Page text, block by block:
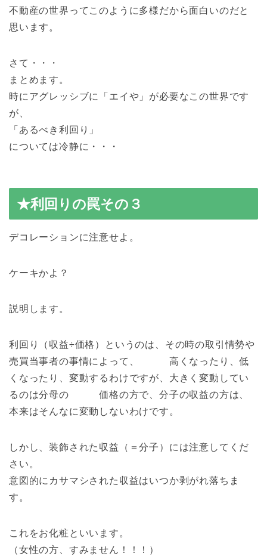
不動産の世界ってこのように多様だから面白いのだと
思います。
さて・・・
まとめます。
時にアグレッシブに「エイや」が必要なこの世界です
が、
「あるべき利回り」
については冷静に・・・
★利回りの罠その３
デコレーションに注意せよ。
ケーキかよ？
説明します。
利回り（収益÷価格）というのは、その時の取引情勢や
売買当事者の事情によって、 高くなったり、低
くなったり、変動するわけですが、大きく変動してい
るのは分母の 価格の方で、分子の収益の方は、
本来はそんなに変動しないわけです。
しかし、装飾された収益（＝分子）には注意してくだ
さい。
意図的にカサマシされた収益はいつか剥がれ落ちま
す。
これをお化粧といいます。
（女性の方、すみません！！！）